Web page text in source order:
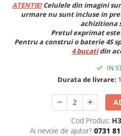
ATENTIE! Celulele din imagini
urmare nu sunt incluse in
achizitiona
Pretul exprimat
Pentru a construi o baterie 4S
4 bucati din
IN
Durata de livrare:
Cod Produs:
Ai nevoie de ajutor? 0731